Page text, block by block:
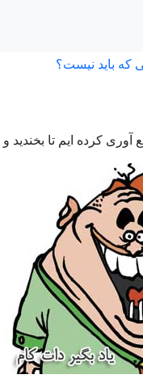
که باید نیست؟
کرده ایم تا بخندید و